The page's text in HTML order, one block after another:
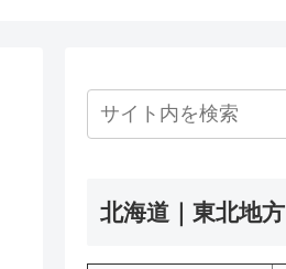
北海道｜東北地方